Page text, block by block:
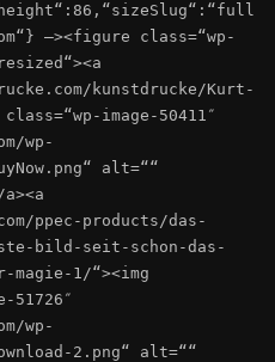
–><figure class=“wp-
kunstdrucke/Kurt-
image-50411″
wp-
alt=““
ppec-products/das-
bild-seit-schon-das-
1/“><img
51726″
wp-
2.png“ alt=““